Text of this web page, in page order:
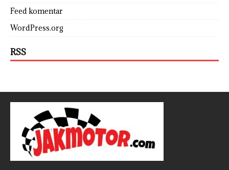
Feed komentar
WordPress.org
RSS